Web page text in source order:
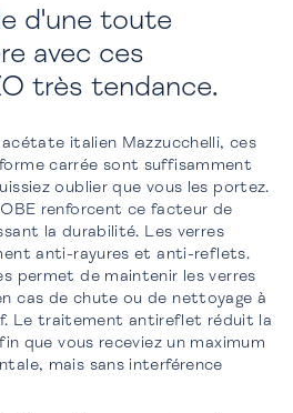
d'une toute
avec ces
très tendance.
italien Mazzucchelli, ces
carrée sont suffisamment
oublier que vous les portez.
renforcent ce facteur de
la durabilité. Les verres
anti-rayures et anti-reflets.
permet de maintenir les verres
cas de chute ou de nettoyage à
Le traitement antireflet réduit la
que vous receviez un maximum
mais sans interférence